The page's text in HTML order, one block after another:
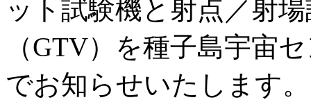
ット試験機と射点／射
（GTV）を種子島宇宙
でお知らせいたします。